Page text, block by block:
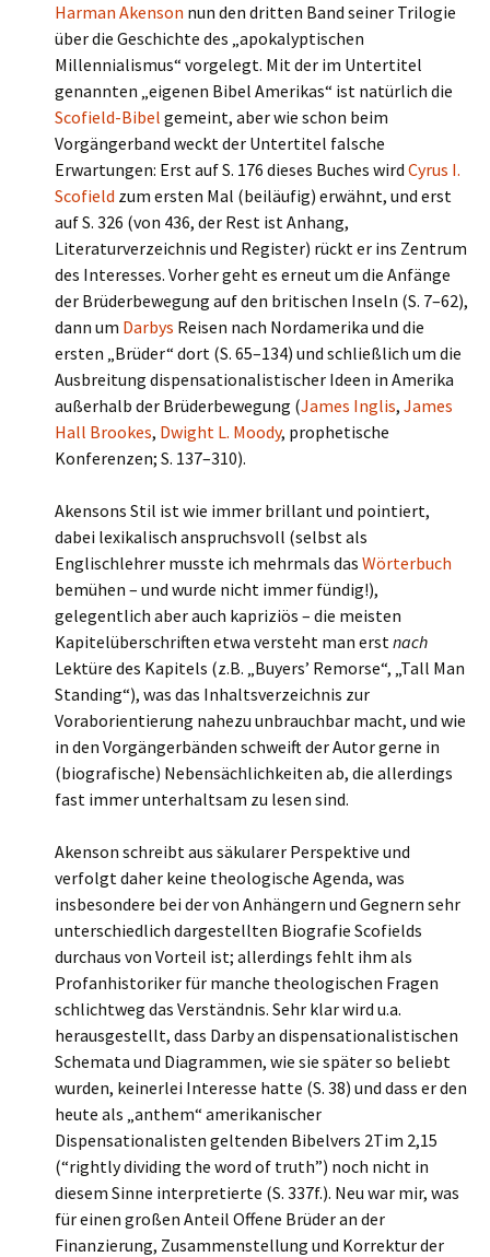
Harman Akenson nun den dritten Band seiner Trilogie
über die Geschichte des „apokalyptischen
Millennialismus“ vorgelegt. Mit der im Untertitel
genannten „eigenen Bibel Amerikas“ ist natürlich die
Scofield-Bibel gemeint, aber wie schon beim
Vorgängerband weckt der Untertitel falsche
Erwartungen: Erst auf S. 176 dieses Buches wird Cyrus I.
Scofield zum ersten Mal (beiläufig) erwähnt, und erst
auf S. 326 (von 436, der Rest ist Anhang,
Literaturverzeichnis und Register) rückt er ins Zentrum
des Interesses. Vorher geht es erneut um die Anfänge
der Brüderbewegung auf den britischen Inseln (S. 7–62),
dann um Darbys Reisen nach Nordamerika und die
ersten „Brüder“ dort (S. 65–134) und schließlich um die
Ausbreitung dispensationalistischer Ideen in Amerika
außerhalb der Brüderbewegung (James Inglis, James
Hall Brookes, Dwight L. Moody, prophetische
Konferenzen; S. 137–310).
Akensons Stil ist wie immer brillant und pointiert,
dabei lexikalisch anspruchsvoll (selbst als
Englischlehrer musste ich mehrmals das Wörterbuch
bemühen – und wurde nicht immer fündig!),
gelegentlich aber auch kapriziös – die meisten
Kapitelüberschriften etwa versteht man erstnach
Lektüre des Kapitels (z.B. „Buyers’ Remorse“, „Tall Man
Standing“), was das Inhaltsverzeichnis zur
Voraborientierung nahezu unbrauchbar macht, und wie
in den Vorgängerbänden schweift der Autor gerne in
(biografische) Nebensächlichkeiten ab, die allerdings
fast immer unterhaltsam zu lesen sind.
Akenson schreibt aus säkularer Perspektive und
verfolgt daher keine theologische Agenda, was
insbesondere bei der von Anhängern und Gegnern sehr
unterschiedlich dargestellten Biografie Scofields
durchaus von Vorteil ist; allerdings fehlt ihm als
Profanhistoriker für manche theologischen Fragen
schlichtweg das Verständnis. Sehr klar wird u.a.
herausgestellt, dass Darby an dispensationalistischen
Schemata und Diagrammen, wie sie später so beliebt
wurden, keinerlei Interesse hatte (S. 38) und dass er den
heute als „anthem“ amerikanischer
Dispensationalisten geltenden Bibelvers 2Tim 2,15
(“rightly dividing the word of truth”) noch nicht in
diesem Sinne interpretierte (S. 337f.). Neu war mir, was
für einen großen Anteil Offene Brüder an der
Finanzierung, Zusammenstellung und Korrektur der